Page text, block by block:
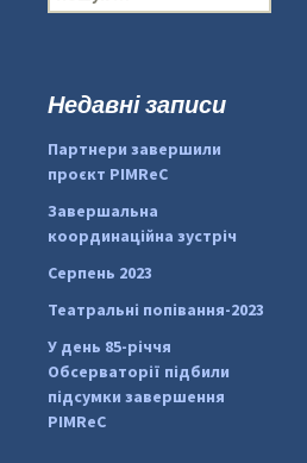
о
:Недавні записи
Партнери завершили
проєкт PIMReC
Завершальна
координаційна зустріч
Серпень 2023
Театральні попівання-2023
У день 85-річчя
Обсерваторії підбили
підсумки завершення
PIMReC